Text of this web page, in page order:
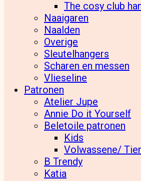
The cosy club
Naaigaren
Naalden
Overige
Sleutelhangers
Scharen en messen
Vlieseline
Patronen
Atelier Jupe
Annie Do it Yourself
Beletoile patronen
Kids
Volwassene/
B Trendy
Katia